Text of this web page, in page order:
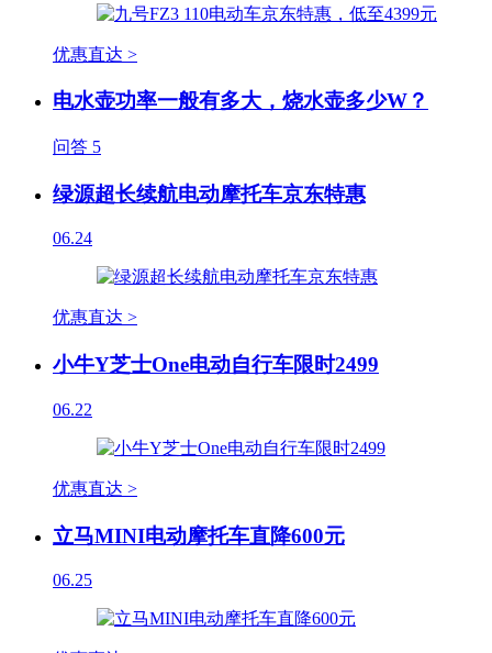
优惠直达 >
电水壶功率一般有多大，烧水壶多少W？
问答 5
绿源超长续航电动摩托车京东特惠
06.24
优惠直达 >
小牛Y芝士One电动自行车限时2499
06.22
优惠直达 >
立马MINI电动摩托车直降600元
06.25